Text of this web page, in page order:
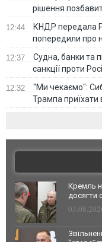
рішення
12:44
КНДР передала
попередили про
12:37
Судна, банки та
санкції проти
12:32
"Ми чекаємо":
Трампа приїхати
Кремль
досягти